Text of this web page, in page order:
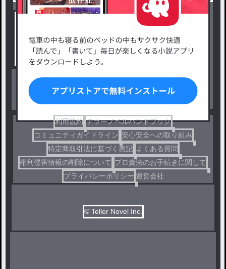
小説コンテスト応募・公募
出版・メディアミックス作品
恋愛・ロマンス
ファンタジー・異世界・SF
ドラマ
利用規約 テラーノベルハンドブック
コミュニティガイドライン 安心安全への取り組み
特定商取引法に基づく表記 よくある質問
権利侵害情報の削除について プロ責法のお手続きに関して
プライバシーポリシー 運営会社
© Teller Novel Inc.